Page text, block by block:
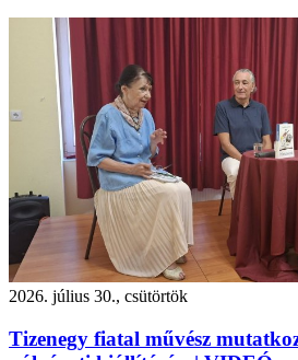
2026. július 30., csütörtök
Tizenegy fiatal művész